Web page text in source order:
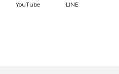
YouTube LINE